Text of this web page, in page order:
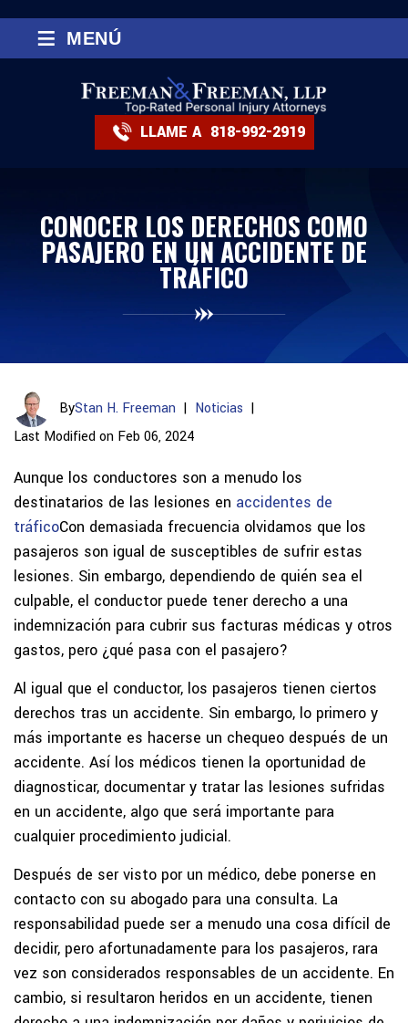
LLAME A 818-992-2919
≡ MENÚ
CONOCER LOS DERECHOS COMO
PASAJERO EN UN ACCIDENTE DE
TRÁFICO
ByStan H. Freeman | Noticias |
Last Modified on Feb 06, 2024
Aunque los conductores son a menudo los
destinatarios de las lesiones en accidentes de
tráficoCon demasiada frecuencia olvidamos que los
pasajeros son igual de susceptibles de sufrir estas
lesiones. Sin embargo, dependiendo de quién sea el
culpable, el conductor puede tener derecho a una
indemnización para cubrir sus facturas médicas y otros
gastos, pero ¿qué pasa con el pasajero?
Al igual que el conductor, los pasajeros tienen ciertos
derechos tras un accidente. Sin embargo, lo primero y
más importante es hacerse un chequeo después de un
accidente. Así los médicos tienen la oportunidad de
diagnosticar, documentar y tratar las lesiones sufridas
en un accidente, algo que será importante para
cualquier procedimiento judicial.
Después de ser visto por un médico, debe ponerse en
contacto con su abogado para una consulta. La
responsabilidad puede ser a menudo una cosa difícil de
decidir, pero afortunadamente para los pasajeros, rara
vez son considerados responsables de un accidente. En
cambio, si resultaron heridos en un accidente, tienen